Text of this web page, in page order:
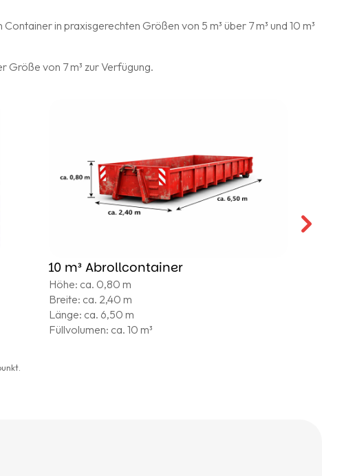
in praxisgerechten Größen von 5 m³ über 7 m³ und 10 m³
Größe von 7 m³ zur Verfügung.
10 m³ Abrollcontainer
Höhe: ca. 0,80 m
Breite: ca. 2,40 m
Länge: ca. 6,50 m
Füllvolumen: ca. 10 m³